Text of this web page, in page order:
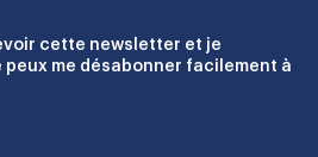
cette newsletter et je
peux me désabonner facilement à